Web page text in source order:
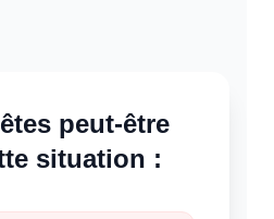
peut-être
situation :